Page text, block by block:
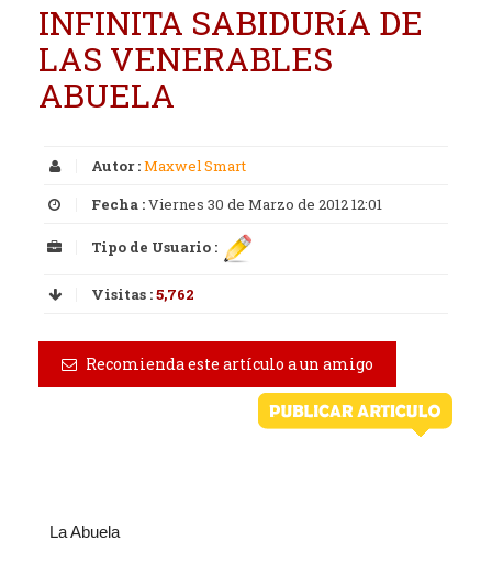
INFINITA SABIDURíA DE
LAS VENERABLES
ABUELA
Autor :Maxwel Smart
Fecha :Viernes 30 de Marzo de 2012 12:01
Tipo de Usuario :
Visitas :5,762
Recomienda este artículo a un amigo
La Abuela